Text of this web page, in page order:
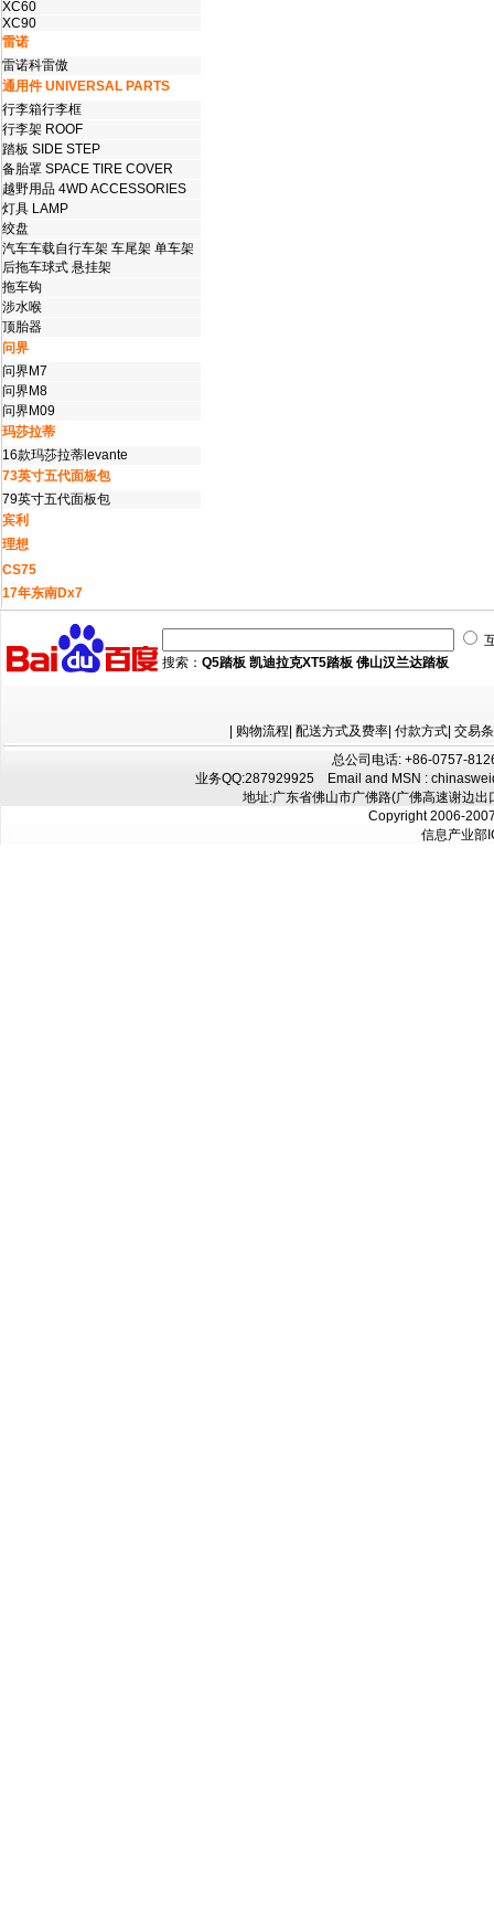
XC60
XC90
雷诺
雷诺科雷傲
通用件 UNIVERSAL PARTS
行李箱行李框
行李架 ROOF
踏板 SIDE STEP
备胎罩 SPACE TIRE COVER
越野用品 4WD ACCESSORIES
灯具 LAMP
绞盘
汽车车载自行车架 车尾架 单车架
后拖车球式 悬挂架
拖车钩
涉水喉
顶胎器
问界
问界M7
问界M8
问界M09
玛莎拉蒂
16款玛莎拉蒂levante
73英寸五代面板包
79英寸五代面板包
宾利
理想
CS75
17年东南Dx7
搜索： Q5踏板 凯迪拉克XT5踏板 佛山汉兰达踏板
购物流程 配送方式及费率| 付款方式| 交易
总公司电话: +86-0757-
业务QQ:287929925 Email and MSN :
地址:广东省佛山市广佛路(广佛高速谢边
Copyright 2006-
信息产业部